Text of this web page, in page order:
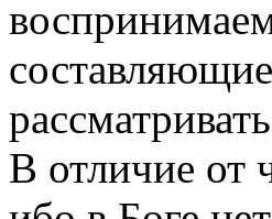
В отличие от